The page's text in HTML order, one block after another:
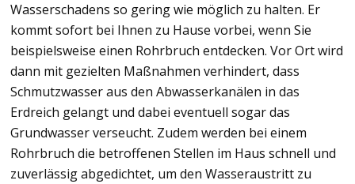
Wasserschadens so gering wie möglich zu halten. Er
kommt sofort bei Ihnen zu Hause vorbei, wenn Sie
beispielsweise einen Rohrbruch entdecken. Vor Ort wird
dann mit gezielten Maßnahmen verhindert, dass
Schmutzwasser aus den Abwasserkanälen in das
Erdreich gelangt und dabei eventuell sogar das
Grundwasser verseucht. Zudem werden bei einem
Rohrbruch die betroffenen Stellen im Haus schnell und
zuverlässig abgedichtet, um den Wasseraustritt zu